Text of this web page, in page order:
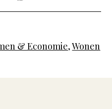
& Economie,Wonen